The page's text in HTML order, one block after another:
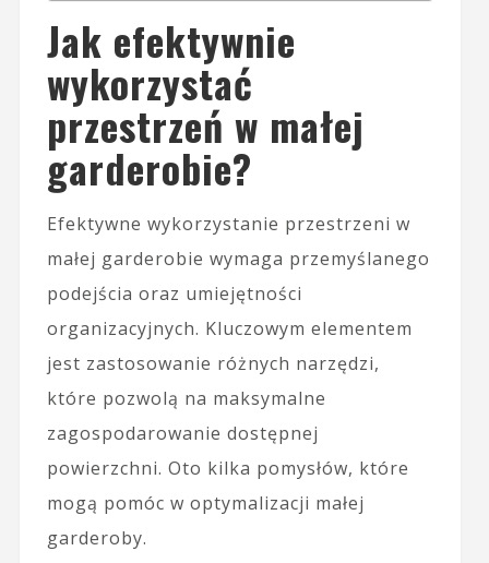
Jak efektywnie
wykorzystać
przestrzeń w małej
garderobie?
Efektywne wykorzystanie przestrzeni w
małej garderobie wymaga przemyślanego
podejścia oraz umiejętności
organizacyjnych. Kluczowym elementem
jest zastosowanie różnych narzędzi,
które pozwolą na maksymalne
zagospodarowanie dostępnej
powierzchni. Oto kilka pomysłów, które
mogą pomóc w optymalizacji małej
garderoby.